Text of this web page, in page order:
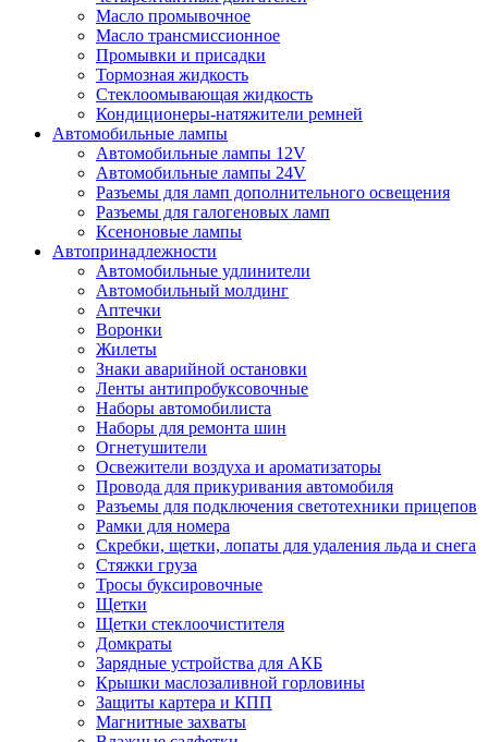
Масло промывочное
Масло трансмиссионное
Промывки и присадки
Тормозная жидкость
Стеклоомывающая жидкость
Кондиционеры-натяжители ремней
Автомобильные лампы
Автомобильные лампы 12V
Автомобильные лампы 24V
Разъемы для ламп дополнительного освещения
Разъемы для галогеновых ламп
Ксеноновые лампы
Автопринадлежности
Автомобильные удлинители
Автомобильный молдинг
Аптечки
Воронки
Жилеты
Знаки аварийной остановки
Ленты антипробуксовочные
Наборы автомобилиста
Наборы для ремонта шин
Огнетушители
Освежители воздуха и ароматизаторы
Провода для прикуривания автомобиля
Разъемы для подключения светотехники прицепов
Рамки для номера
Скребки, щетки, лопаты для удаления льда и снега
Стяжки груза
Тросы буксировочные
Щетки
Щетки стеклоочистителя
Домкраты
Зарядные устройства для АКБ
Крышки маслозаливной горловины
Защиты картера и КПП
Магнитные захваты